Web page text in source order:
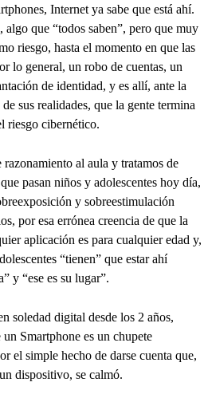
Internet ya sabe que está ahí.
algo que “todos saben”, pero que muy
riesgo, hasta el momento en que las
lo general, un robo de cuentas, un
de identidad, y es allí, ante la
sus realidades, que la gente termina
riesgo cibernético.
al aula y tratamos de
pasan niños y adolescentes hoy día,
y sobreestimulación
por esa errónea creencia de que la
aplicación es para cualquier edad y,
“tienen” que estar ahí
y “ese es su lugar”.
soledad digital desde los 2 años,
Smartphone es un chupete
el simple hecho de darse cuenta que,
dispositivo, se calmó.